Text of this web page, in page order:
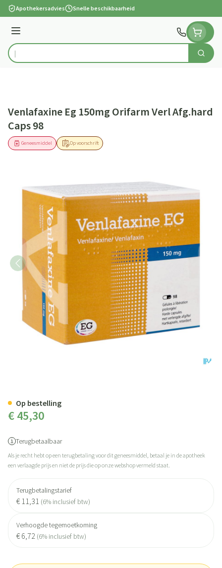
Ga naar de inhoud
Apothekersadvies Snelle beschikbaarheid
Menu
Product, merk, categorie... Zoek
Venlafaxine Eg 150mg Orifarm Verl Afg.hard
Caps 98
Op voorschrift
Geneesmiddel
€ 45,30
Terugbetaalbaar
Als je recht hebt op een terugbetaling voor dit geneesmiddel, betaal je in de apotheek
een verlaagde prijs en niet de prijs die op onze webshop vermeld staat.
Terugbetalingstarief
€ 11,31 (6% inclusief btw)
Verhoogde tegemoetkoming
€ 6,72 (6% inclusief btw)
Op bestelling